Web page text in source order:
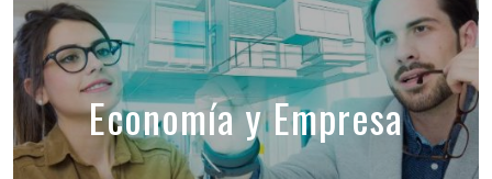
Economía y Empresa